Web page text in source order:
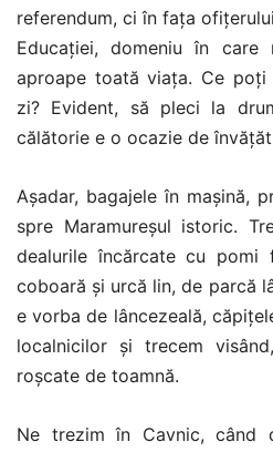
referendum, ci în fața
Educației, domeniu în care
aproape toată viața. Ce poți
zi? Evident, să pleci la
călătorie e o ocazie de
Așadar, bagajele în mașină,
spre Maramureșul istoric.
dealurile încărcate cu pomi
coboară și urcă lin, de parcă
e vorba de lâncezeală,
localnicilor și trecem
roșcate de toamnă.
Ne trezim în Cavnic, când